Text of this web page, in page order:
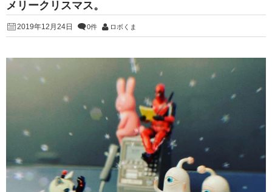
メリークリスマス。
2019年12月24日 0件 ロボくま